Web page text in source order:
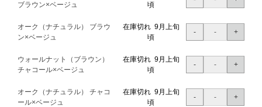
ブラウン×ベージュ
頃
オーク（ナチュラル） ブラウ
ン×ベージュ
在庫切れ 9月上旬
頃
ウォールナット（ブラウン）
チャコール×ベージュ
在庫切れ 9月上旬
頃
オーク（ナチュラル） チャコ
ール×ベージュ
在庫切れ 9月上旬
頃